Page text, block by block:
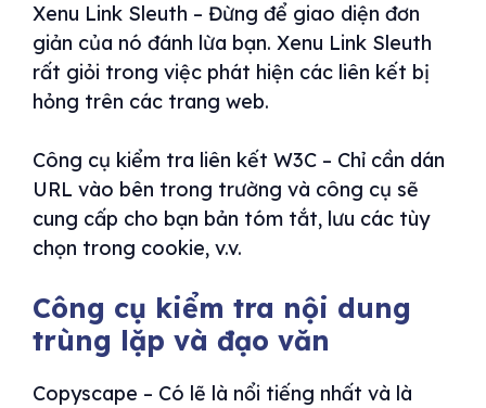
Xenu Link Sleuth – Đừng để giao diện đơn
giản của nó đánh lừa bạn. Xenu Link Sleuth
rất giỏi trong việc phát hiện các liên kết bị
hỏng trên các trang web.
Công cụ kiểm tra liên kết W3C – Chỉ cần dán
URL vào bên trong trường và công cụ sẽ
cung cấp cho bạn bản tóm tắt, lưu các tùy
chọn trong cookie, v.v.
Công cụ kiểm tra nội dung
trùng lặp và đạo văn
Copyscape – Có lẽ là nổi tiếng nhất và là